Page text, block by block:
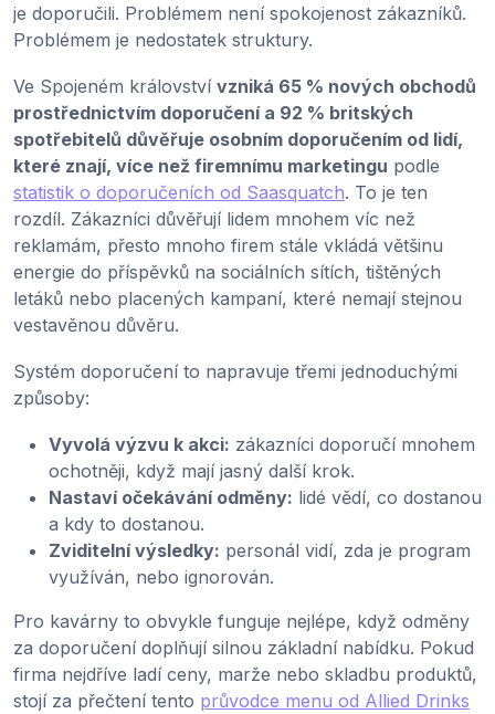
je doporučili. Problémem není spokojenost zákazníků.
Problémem je nedostatek struktury.
Ve Spojeném království vzniká 65 % nových obchodů
prostřednictvím doporučení a 92 % britských
spotřebitelů důvěřuje osobním doporučením od lidí,
které znají, více než firemnímu marketingu podle
statistik o doporučeních od Saasquatch. To je ten
rozdíl. Zákazníci důvěřují lidem mnohem víc než
reklamám, přesto mnoho firem stále vkládá většinu
energie do příspěvků na sociálních sítích, tištěných
letáků nebo placených kampaní, které nemají stejnou
vestavěnou důvěru.
Systém doporučení to napravuje třemi jednoduchými
způsoby:
Vyvolá výzvu k akci: zákazníci doporučí mnohem
ochotněji, když mají jasný další krok.
Nastaví očekávání odměny: lidé vědí, co dostanou
a kdy to dostanou.
Zviditelní výsledky: personál vidí, zda je program
využíván, nebo ignorován.
Pro kavárny to obvykle funguje nejlépe, když odměny
za doporučení doplňují silnou základní nabídku. Pokud
firma nejdříve ladí ceny, marže nebo skladbu produktů,
stojí za přečtení tento průvodce menu od Allied Drinks